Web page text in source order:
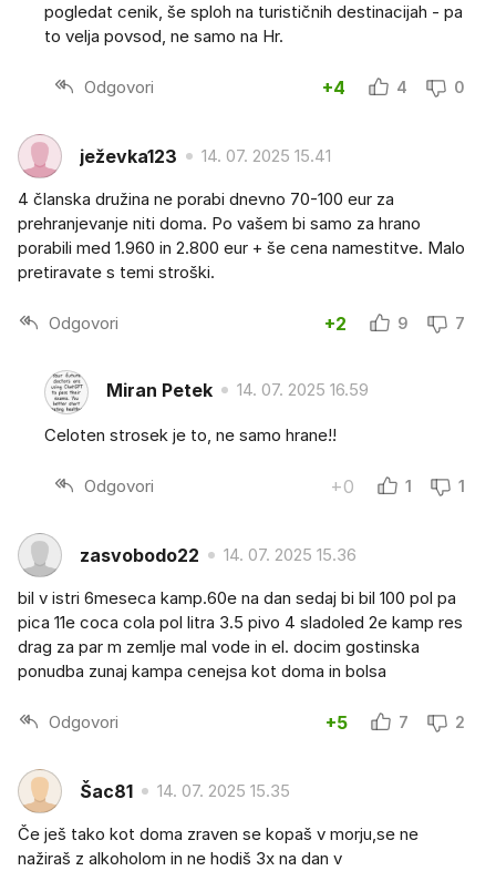
pogledat cenik, še sploh na turističnih destinacijah - pa
to velja povsod, ne samo na Hr.
Odgovori +4 4 0
ježevka123 14. 07. 2025 15.41
4 članska družina ne porabi dnevno 70-100 eur za
prehranjevanje niti doma. Po vašem bi samo za hrano
porabili med 1.960 in 2.800 eur + še cena namestitve. Malo
pretiravate s temi stroški.
Odgovori +2 9 7
Miran Petek 14. 07. 2025 16.59
Celoten strosek je to, ne samo hrane!!
Odgovori +0 1 1
zasvobodo22 14. 07. 2025 15.36
bil v istri 6meseca kamp.60e na dan sedaj bi bil 100 pol pa
pica 11e coca cola pol litra 3.5 pivo 4 sladoled 2e kamp res
drag za par m zemlje mal vode in el. docim gostinska
ponudba zunaj kampa cenejsa kot doma in bolsa
Odgovori +5 7 2
Šac81 14. 07. 2025 15.35
Če ješ tako kot doma zraven se kopaš v morju,se ne
nažiraš z alkoholom in ne hodiš 3x na dan v